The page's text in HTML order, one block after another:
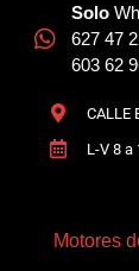
Solo
627 47
603 62
CALLE
L-V 8 a
Motores